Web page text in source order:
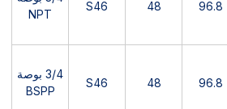
96.8
48
S46
NPT
96.8
48
S46
3/4 بوصة
BSPP